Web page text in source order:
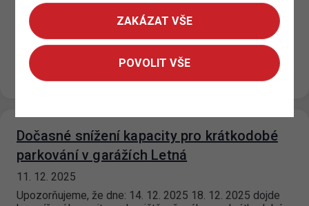
prosince a během vánočních prázdnin
12. 12. 2025
Upozorňujeme, že v průběhu prosince a během vánočních
prázdnin bude na některých výdejnách parkovacích
oprávnění upravena provozní doba a možnosti…
Dočasné snížení kapacity pro krátkodobé
parkování v garážích Letná
11. 12. 2025
Upozorňujeme, že dne: 14. 12. 2025 18. 12. 2025 dojde
ZAKÁZAT VŠE
POVOLIT VŠE